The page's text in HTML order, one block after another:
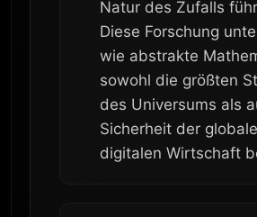
Natur des Zufalls
Diese Forschung
wie abstrakte
sowohl die größten
des Universums als
Sicherheit der
digitalen Wirtschaft